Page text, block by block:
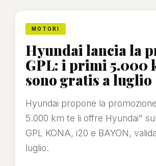
MOTORI
Hyundai lancia la
GPL: i primi 5.000
sono gratis a luglio
Hyundai propone la
5.000 km te li offre Hyundai"
GPL KONA, i20 e BAYON,
luglio.